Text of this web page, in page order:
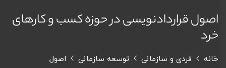
اصول قراردادنویسی در حوزه کسب و کارهای
خرد
خانه فردی و سازمانی توسعه سازمانی
اصول